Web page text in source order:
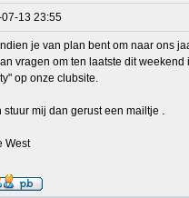
13 23:55
je van plan bent om naar ons
vragen om ten laatste dit
op onze clubsite.
stuur mij dan gerust een mailtje .
West